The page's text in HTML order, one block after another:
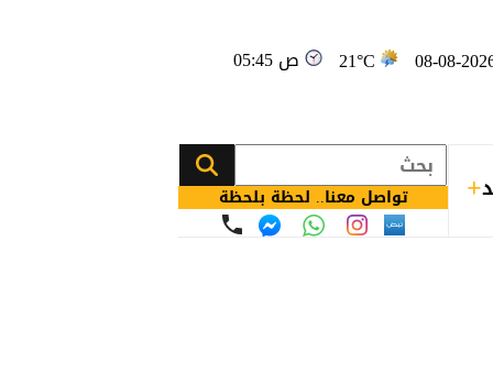
21°C 05:45 ص
تواصل معنا.. لحظة بلحظة